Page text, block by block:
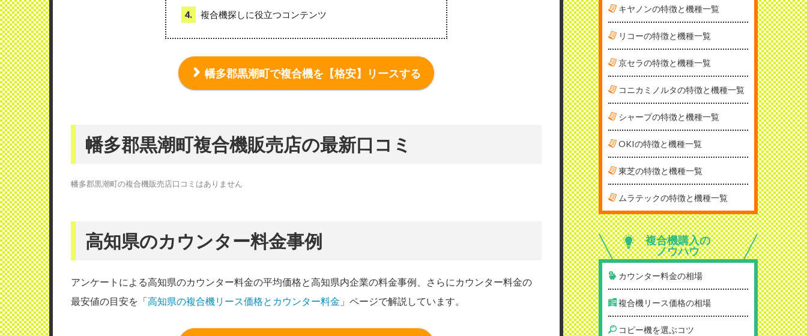
4. 複合機探しに役立つコンテンツ
幡多郡黒潮町で複合機を【格安】リースする
幡多郡黒潮町複合機販売店の最新口コミ
幡多郡黒潮町の複合機販売店口コミはありません
高知県のカウンター料金事例
アンケートによる高知県のカウンター料金の平均価格と高知県内企業の料金事例、さらにカウンター料金の
最安値の目安を「高知県の複合機リース価格とカウンター料金 」ページで解説しています。
キヤノンの特徴と機種一覧
リコーの特徴と機種一覧
京セラの特徴と機種一覧
コニカミノルタの特徴と機種一覧
シャープの特徴と機種一覧
OKIの特徴と機種一覧
東芝の特徴と機種一覧
ムラテックの特徴と機種一覧
複合機購入の
ノウハウ
カウンター料金の相場
複合機リース価格の相場
コピー機を選ぶコツ